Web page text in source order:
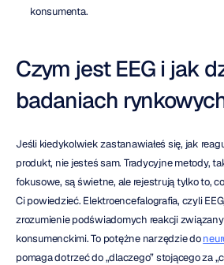
konsumenta.
Czym jest EEG i jak
badaniach
Jeśli kiedykolwiek zastanawiałeś się, jak
produkt, nie jesteś sam. Tradycyjne metody,
fokusowe, są świetne, ale rejestrują tylko to,
Ci powiedzieć. Elektroencefalografia, czyli
zrozumienie podświadomych reakcji
konsumenckimi. To potężne narzędzie do
pomaga dotrzeć do „dlaczego” stojącego za